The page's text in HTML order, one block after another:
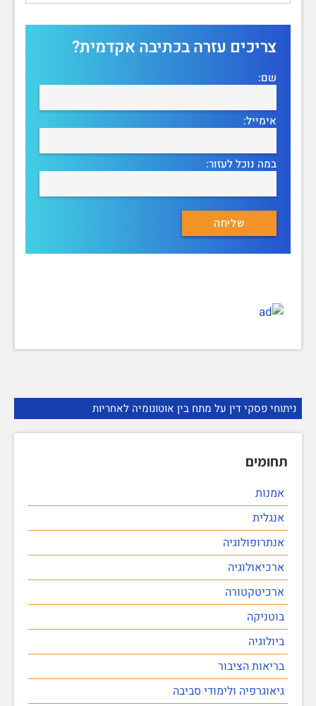
ניתוחי פסקי דין על מתח בין אוטונומיה לאחריות
תחומים
אמנות
אנגלית
אנתרופולוגיה
ארכיאולוגיה
ארכיטקטורה
בוטניקה
ביולוגיה
בריאות הציבור
גיאוגרפיה ולימודי סביבה
צריכים עזרה בכתיבה אקדמית?
שם:
אימייל:
במה נוכל לעזור: